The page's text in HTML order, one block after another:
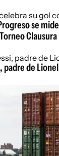
se
Clausura
padre de